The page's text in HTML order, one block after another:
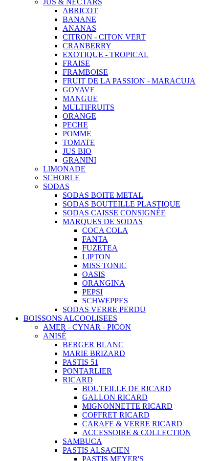
ABRICOT
BANANE
ANANAS
CITRON - CITON VERT
CRANBERRY
EXOTIQUE - TROPICAL
FRAISE
FRAMBOISE
FRUIT DE LA PASSION - MARACUJA
GOYAVE
MANGUE
MULTIFRUITS
ORANGE
PECHE
POMME
TOMATE
JUS BIO
GRANINI
LIMONADE
SCHORLE
SODAS
SODAS BOITE METAL
SODAS BOUTEILLE PLASTIQUE
SODAS CAISSE CONSIGNÉE
MARQUES DE SODAS
COCA COLA
FANTA
FUZETEA
LIPTON
MISS TONIC
OASIS
ORANGINA
PEPSI
SCHWEPPES
SODAS VERRE PERDU
BOISSONS ALCOOLISEES
AMER - CYNAR - PICON
ANISÉ
BERGER BLANC
MARIE BRIZARD
PASTIS 51
PONTARLIER
RICARD
BOUTEILLE DE RICARD
GALLON RICARD
MIGNONNETTE RICARD
COFFRET RICARD
CARAFE & VERRE RICARD
ACCESSOIRE & COLLECTION
SAMBUCA
PASTIS ALSACIEN
PASTIS MEYER'S